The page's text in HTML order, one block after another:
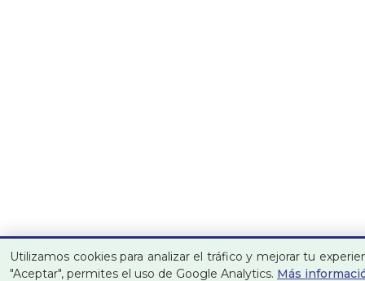
Utilizamos cookies para analizar el tráfico y mejorar tu
"Aceptar", permites el uso de Google Analytics. Más